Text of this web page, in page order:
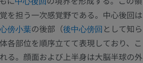
を担う一次感覚野である。中心後回は
傍小葉の後部（後中心傍回 として知ら
各部位を順序立てて表現しており、こ
る。顔面および上半身は大脳半球の外